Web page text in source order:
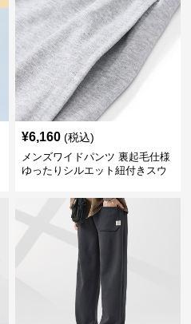
¥6,160 (税込)
メンズワイドパンツ 裏起毛仕様
ゆったりシルエット紐付きスウ